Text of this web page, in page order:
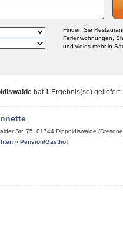
Finden Sie
Ferienwohnungen,
und vieles mehr in
hat1 Ergebnis(se) geliefert:
Str. 75 01744 Dippoldiswalde
» Pension/Gasthof